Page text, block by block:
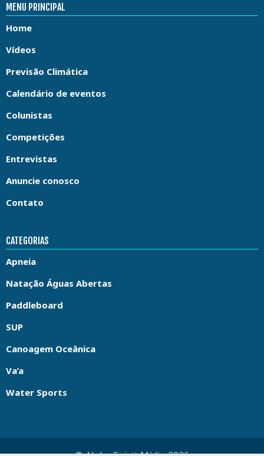
MENU PRINCIPAL
Home
Vídeos
Previsão Climática
Calendário de eventos
Colunistas
Competições
Entrevistas
Anuncie conosco
Contato
CATEGORIAS
Apneia
Natação Águas Abertas
Paddleboard
SUP
Canoagem Oceânica
Va’a
Water Sports